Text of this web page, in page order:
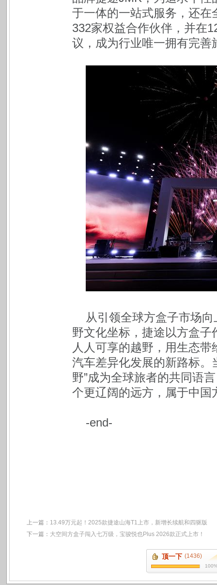
于一体的一站式服务，还
332家权益合作伙伴，并在
议，成为行业唯一拥有完善
从引领全球方盒子市场
野文化坐标，捷途以方盒
人人可享的越野，用生态
汽车差异化发展的新路标。
野”成为全球旅者的共同语
个更辽阔的远方，属于中
-end-
上一篇： 13.49万元起！2025款捷途山海T1上市，新增长续航和四驱版
下一篇： 大空间方盒子闯入七万级，宝骏悦也Plus 2026款正式上市！
顶一下 (1436)